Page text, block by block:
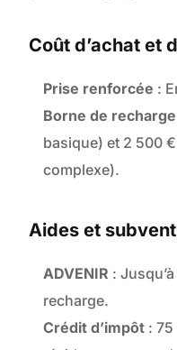
Coût d’achat et
Prise renforcée :
Borne de recharge
basique) et 2 500
complexe).
Aides et
ADVENIR :
recharge.
Crédit d’impôt :